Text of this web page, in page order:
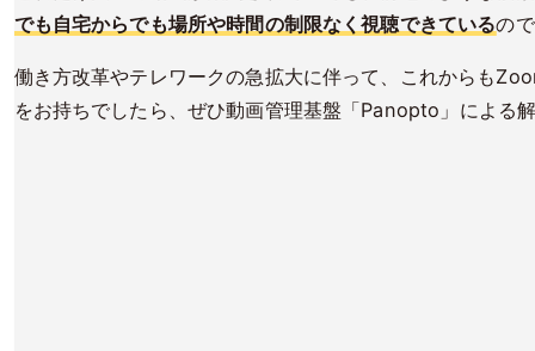
でも自宅からでも場所や時間の制限なく視聴できているの
働き方改革やテレワークの急拡大に伴って、これからも
をお持ちでしたら、ぜひ動画管理基盤「Panopto」による